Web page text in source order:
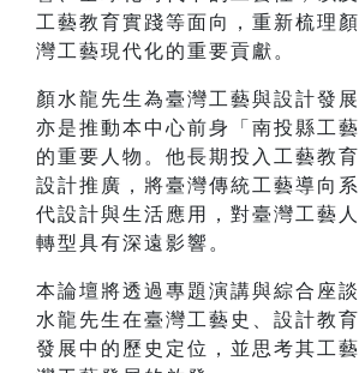
工藝教育實踐等面向，重新梳理
灣工藝現代化的重要貢獻。
顏水龍先生為臺灣工藝與設計發
亦是推動本中心前身「南投縣工
的重要人物。他長期投入工藝教
設計推廣，將臺灣傳統工藝導向
代設計與生活應用，對臺灣工藝
轉型具有深遠影響。
本論壇將透過專題演講與綜合座
水龍先生在臺灣工藝史、設計教
發展中的歷史定位，並思考其工